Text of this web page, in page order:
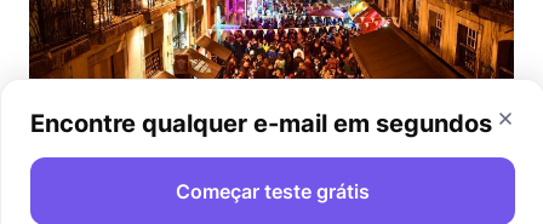
Night Summit on Lisbon’s Pink Street
Encontre qualquer e-mail em segundos
Começar teste grátis